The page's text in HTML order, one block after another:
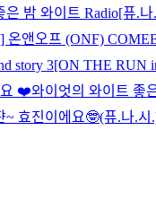
은 밤 와이트 Radio[퓨.
온앤오프 (ONF)
story 3[ON THE RUN
요 ❤️와이엇의 와이트 좋
~ 효진이에요🤓(퓨.나.시